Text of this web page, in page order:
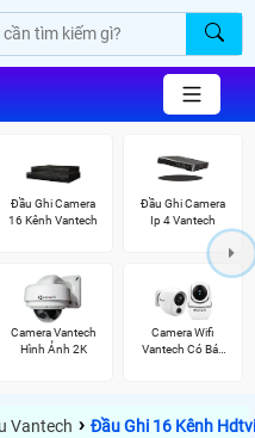
Đầu Ghi Camera
16 Kênh Vantech
Đầu Ghi Camera
Ip 4 Vantech
Camera Vantech
Hình Ảnh 2K
Camera Wifi
Vantech Có Báo
Vantech › Đầu Ghi 16 Kênh